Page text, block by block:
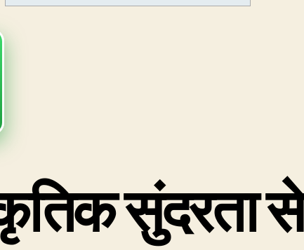
सुंदरता से